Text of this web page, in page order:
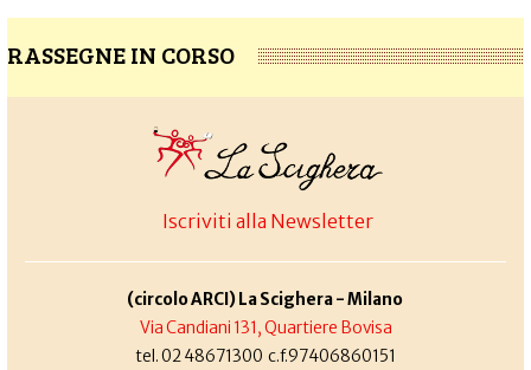
RASSEGNE IN CORSO
Iscriviti alla Newsletter
(circolo ARCI) La Scighera - Milano
Via Candiani 131, Quartiere Bovisa
tel. 02 48671300 c.f.97406860151